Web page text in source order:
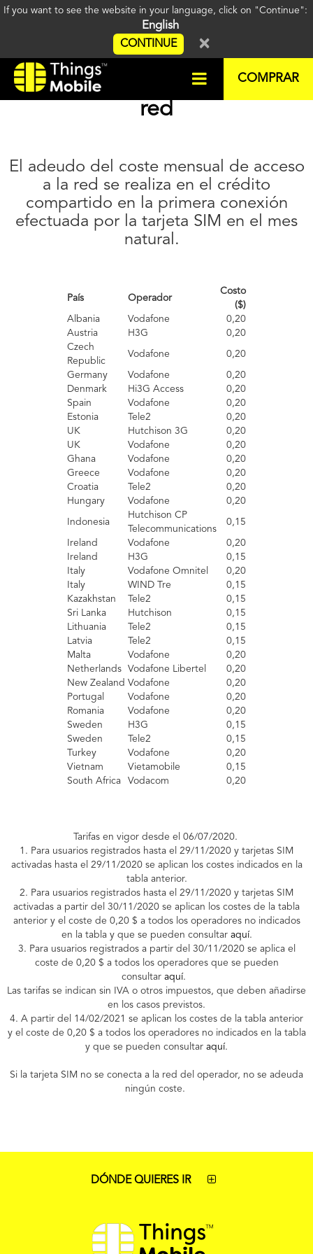
If you want to see the website in your language, click on "Continue":
English
CONTINUE ×
COMPRAR
Coste mensual de acceso a la
red
El adeudo del coste mensual de acceso
a la red se realiza en el crédito
compartido en la primera conexión
efectuada por la tarjeta SIM en el mes
natural.
País Operador
Costo
($)
Albania
Vodafone
0,20
Austria
H3G
0,20
Czech
Republic
Vodafone 0,20
Germany Vodafone
0,20
Denmark
Hi3G Access 0,20
Spain
Vodafone
0,20
Estonia
Tele2
0,20
UK
Hutchison 3G
0,20
UK
Vodafone
0,20
Ghana
Vodafone
0,20
Greece
Vodafone
0,20
Croatia
Tele2
0,20
Hungary
Vodafone 0,20
Indonesia
Hutchison CP
Telecommunications
0,15
Ireland Vodafone
0,20
Ireland
H3G
0,15
Italy
Vodafone Omnitel
0,20
Italy
WIND Tre
0,15
Kazakhstan
Tele2
0,15
Sri Lanka
Hutchison
0,15
Lithuania
Tele2
0,15
Latvia
Tele2
0,15
Malta
Vodafone
0,20
Netherlands
Vodafone Libertel
0,20
New Zealand Vodafone
0,20
Portugal
Vodafone
0,20
Romania
Vodafone
0,20
Sweden
H3G
0,15
Sweden
Tele2
0,15
Turkey
Vodafone
0,20
Vietnam
Vietamobile
0,15
South Africa
Vodacom 0,20
Tarifas en vigor desde el 06/07/2020.
1. Para usuarios registrados hasta el 29/11/2020 y tarjetas SIM
activadas hasta el 29/11/2020 se aplican los costes indicados en la
tabla anterior.
2. Para usuarios registrados hasta el 29/11/2020 y tarjetas SIM
activadas a partir del 30/11/2020 se aplican los costes de la tabla
anterior y el coste de 0,20 $ a todos los operadores no indicados
en la tabla y que se pueden consultar aquí.
3. Para usuarios registrados a partir del 30/11/2020 se aplica el
coste de 0,20 $ a todos los operadores que se pueden
consultar aquí.
Las tarifas se indican sin IVA o otros impuestos, que deben añadirse
en los casos previstos.
4. A partir del 14/02/2021 se aplican los costes de la tabla anterior
y el coste de 0,20 $ a todos los operadores no indicados en la tabla
y que se pueden consultar aquí.
Si la tarjeta SIM no se conecta a la red del operador, no se adeuda
ningún coste.
DÓNDE QUIERES IR